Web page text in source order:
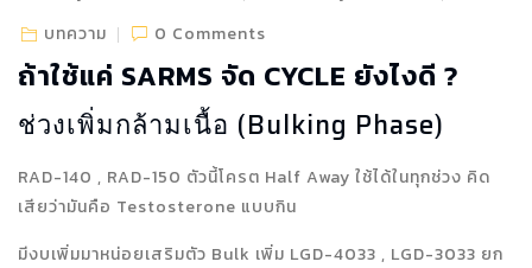
บทความ
0 Comments
ถ้าใช้แค่ SARMS จัด CYCLE ยังไงดี ?
ช่วงเพิ่มกล้ามเนื้อ (Bulking Phase)
RAD-140 , RAD-150 ตัวนี้โครต Half Away ใช้ได้ในทุกช่วง คิด
เสียว่ามันคือ Testosterone แบบกิน
มีงบเพิ่มมาหน่อยเสริมตัว Bulk เพิ่ม LGD-4033 , LGD-3033 ยก